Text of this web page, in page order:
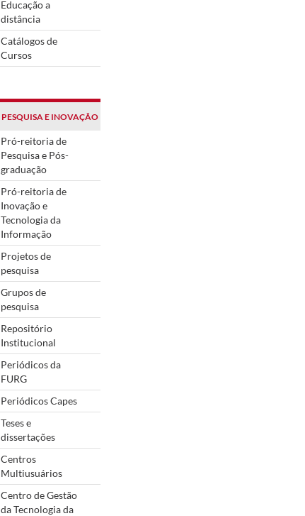
Educação a
distância
Catálogos de
Cursos
PESQUISA E INOVAÇÃO
Pró-reitoria de
Pesquisa e Pós-
graduação
Pró-reitoria de
Inovação e
Tecnologia da
Informação
Projetos de
pesquisa
Grupos de
pesquisa
Repositório
Institucional
Periódicos da
FURG
Periódicos Capes
Teses e
dissertações
Centros
Multiusuários
Centro de Gestão
da Tecnologia da